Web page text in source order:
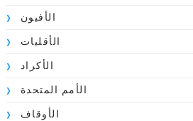
الأفيون
الأقليات
الأكراد
الأمم المتحدة
الأوقاف